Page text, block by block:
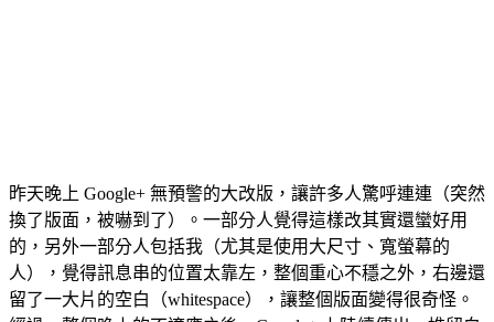
昨天晚上 Google+ 無預警的大改版，讓許多人驚呼連連（突然
換了版面，被嚇到了）。一部分人覺得這樣改其實還蠻好用
的，另外一部分人包括我（尤其是使用大尺寸、寬螢幕的
人），覺得訊息串的位置太靠左，整個重心不穩之外，右邊還
留了一大片的空白（whitespace），讓整個版面變得很奇怪。